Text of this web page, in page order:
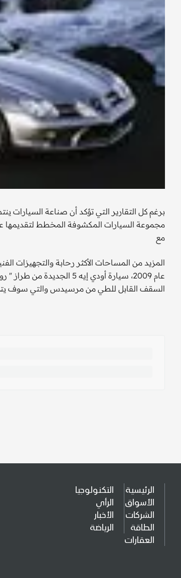
برغم كل التقارير التي تؤكد أن صناعة السيارات
مع
المزيد من المساحات الأكثر رحابة والتجهيزات
السقف القابل للطي من مرسيدس والتي سوف
الرئيسية
الأسواق
الشركات
الطاقة
العقارات
التكنولوجيا
الرأي
الأخبار
الرياضة